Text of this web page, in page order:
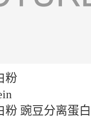
粉
粉 豌豆分离蛋